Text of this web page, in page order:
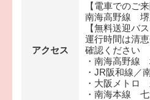
アクセス
【電車でのご来
南海高野線 堺
【無料送迎バ
運行時間は清
確認ください
・南海高野線
・JR阪和線／
・大阪メトロ
・南海本線